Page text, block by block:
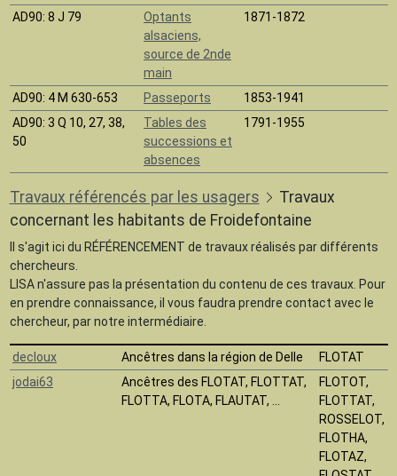
AD90: 8 J 79
Optants
alsaciens,
source de 2nde
main
1871-1872
AD90: 4 M 630-653 Passeports
1853-1941
AD90: 3 Q 10, 27, 38,
50
Tables des
successions et
absences
1791-1955
Travaux référencés par les usagers
Travaux
concernant les habitants de Froidefontaine
Il s'agit ici du RÉFÉRENCEMENT de travaux réalisés par différents
chercheurs.
LISA n'assure pas la présentation du contenu de ces travaux. Pour
en prendre connaissance, il vous faudra prendre contact avec le
chercheur, par notre intermédiaire.
decloux Ancêtres dans la région de Delle
FLOTAT
jodai63
Ancêtres des FLOTAT, FLOTTAT,
FLOTTA, FLOTA, FLAUTAT, ...
FLOTOT,
FLOTTAT,
ROSSELOT,
FLOTHA,
FLOTAZ,